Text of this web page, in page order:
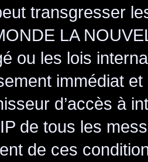
transgresser
LA
ou les lois
immédiat
d’accès à
IP de tous les
de ces